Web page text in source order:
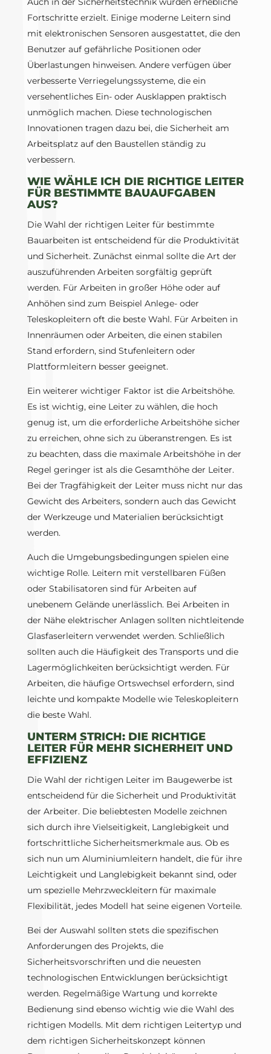
Fortschritte erzielt. Einige moderne Leitern sind
mit elektronischen Sensoren ausgestattet, die den
Benutzer auf gefährliche Positionen oder
Überlastungen hinweisen. Andere verfügen über
verbesserte Verriegelungssysteme, die ein
versehentliches Ein- oder Ausklappen praktisch
unmöglich machen. Diese technologischen
Innovationen tragen dazu bei, die Sicherheit am
Arbeitsplatz auf den Baustellen ständig zu
verbessern.
WIE WÄHLE ICH DIE RICHTIGE LEITER
FÜR BESTIMMTE BAUAUFGABEN
AUS?
Die Wahl der richtigen Leiter für bestimmte
Bauarbeiten ist entscheidend für die Produktivität
und Sicherheit. Zunächst einmal sollte die Art der
auszuführenden Arbeiten sorgfältig geprüft
werden. Für Arbeiten in großer Höhe oder auf
Anhöhen sind zum Beispiel Anlege- oder
Teleskopleitern oft die beste Wahl. Für Arbeiten in
Innenräumen oder Arbeiten, die einen stabilen
Stand erfordern, sind Stufenleitern oder
Plattformleitern besser geeignet.
Ein weiterer wichtiger Faktor ist die Arbeitshöhe.
Es ist wichtig, eine Leiter zu wählen, die hoch
genug ist, um die erforderliche Arbeitshöhe sicher
zu erreichen, ohne sich zu überanstrengen. Es ist
zu beachten, dass die maximale Arbeitshöhe in der
Regel geringer ist als die Gesamthöhe der Leiter.
Bei der Tragfähigkeit der Leiter muss nicht nur das
Gewicht des Arbeiters, sondern auch das Gewicht
der Werkzeuge und Materialien berücksichtigt
werden.
Auch die Umgebungsbedingungen spielen eine
wichtige Rolle. Leitern mit verstellbaren Füßen
oder Stabilisatoren sind für Arbeiten auf
unebenem Gelände unerlässlich. Bei Arbeiten in
der Nähe elektrischer Anlagen sollten nichtleitende
Glasfaserleitern verwendet werden. Schließlich
sollten auch die Häufigkeit des Transports und die
Lagermöglichkeiten berücksichtigt werden. Für
Arbeiten, die häufige Ortswechsel erfordern, sind
leichte und kompakte Modelle wie Teleskopleitern
die beste Wahl.
UNTERM STRICH: DIE RICHTIGE
LEITER FÜR MEHR SICHERHEIT UND
EFFIZIENZ
Die Wahl der richtigen Leiter im Baugewerbe ist
entscheidend für die Sicherheit und Produktivität
der Arbeiter. Die beliebtesten Modelle zeichnen
sich durch ihre Vielseitigkeit, Langlebigkeit und
fortschrittliche Sicherheitsmerkmale aus. Ob es
sich nun um Aluminiumleitern handelt, die für ihre
Leichtigkeit und Langlebigkeit bekannt sind, oder
um spezielle Mehrzweckleitern für maximale
Flexibilität, jedes Modell hat seine eigenen Vorteile.
Bei der Auswahl sollten stets die spezifischen
Anforderungen des Projekts, die
Sicherheitsvorschriften und die neuesten
technologischen Entwicklungen berücksichtigt
werden. Regelmäßige Wartung und korrekte
Bedienung sind ebenso wichtig wie die Wahl des
richtigen Modells. Mit dem richtigen Leitertyp und
dem richtigen Sicherheitskonzept können